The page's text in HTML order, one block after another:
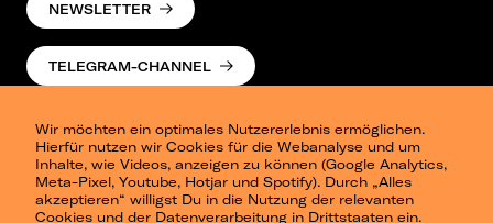
Wir möchten ein optimales Nutzererlebnis ermöglichen.
Hierfür nutzen wir Cookies für die Webanalyse und um
Inhalte, wie Videos, anzeigen zu können (Google Analytics,
Meta-Pixel, Youtube, Hotjar und Spotify). Durch „Alles
akzeptieren“ willigst Du in die Nutzung der relevanten
Cookies und der Datenverarbeitung in Drittstaaten ein.
NEWSLETTER
TELEGRAM-CHANNEL